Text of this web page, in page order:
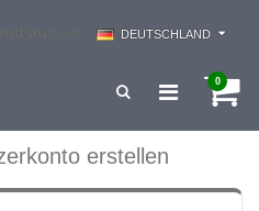
DEUTSCHLAND
0
erstellen